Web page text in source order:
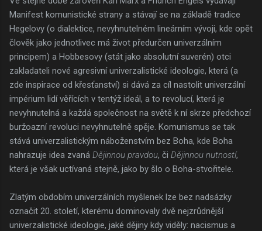
Manifest komunistické strany a stávají se na základě tradice
Hegelovy (o dialektice, nevyhnutelném lineárním vývoji, kde opět
člověk jako jednotlivec má život předurčen univerzálním
principem) a Hobbesovy (stát jako absolutní suverén) otci
zakladateli nové agresivní univerzalistické ideologie, která (a
zde inspirace od křesťanství) si dává za cíl nastolit univerzální
impérium lidí věřících v tentýž ideál, a to revolucí, která je
nevyhnutelná a každá společnost na světě k ní skrze předchozí
buržoazní revoluci nevyhnutelně spěje. Komunismus se tak
stává univerzalistickým náboženstvím bez Boha, kde Boha
nahrazuje idea zvaná Dějinnou pravdou, či Dějinnou nutností,
která je však uctívaná stejně, jako by šlo o Boha-stvořitele.
Zlatým obdobím univerzálních myšlenek lze bez nadsázky
označit 20. století, kterému dominovaly dvě nejzrůdnější
univerzalistické ideologie, jaké dějiny kdy viděly: nacismus a